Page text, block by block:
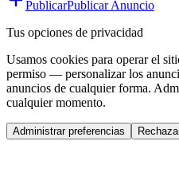
PublicarPublicar Anuncio
Tus opciones de privacidad
Usamos cookies para operar el
permiso — personalizar los
anuncios de cualquier forma.
cualquier momento.
Administrar preferencias